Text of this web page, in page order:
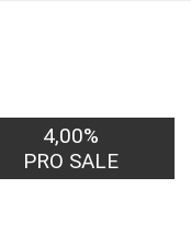
4,00%
PRO SALE